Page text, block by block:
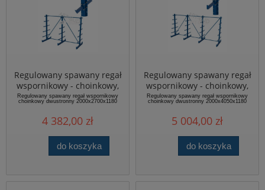
Regulowany spawany regał
wspornikowy - choinkowy,
dwustronny,
2000x2700x1180mm
Regulowany spawany regał wspornikowy
choinkowy dwustronny 2000x2700x1180
4 382,00 zł
do koszyka
Regulowany spawany regał
wspornikowy - choinkowy,
dwustronny,
2000x4050x1180mm
Regulowany spawany regał wspornikowy
choinkowy dwustronny 2000x4050x1180
5 004,00 zł
do koszyka